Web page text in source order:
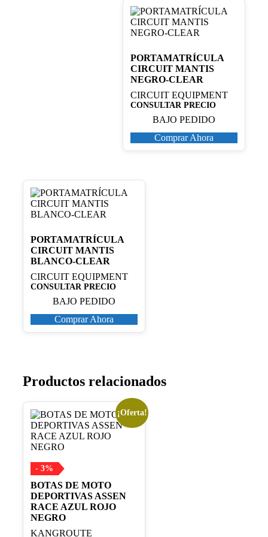
PORTAMATRÍCULA
CIRCUIT MANTIS
NEGRO-CLEAR
CIRCUIT EQUIPMENT
CONSULTAR PRECIO
BAJO PEDIDO
Comprar Ahora
PORTAMATRÍCULA
CIRCUIT MANTIS
BLANCO-CLEAR
CIRCUIT EQUIPMENT
CONSULTAR PRECIO
BAJO PEDIDO
Comprar Ahora
Productos relacionados
¡Oferta!
- 3%
BOTAS DE MOTO
DEPORTIVAS ASSEN
RACE AZUL ROJO
NEGRO
KANGROUTE
Este
producto
tiene
múltiples
Las
opciones
se
pueden
elegir
en
la